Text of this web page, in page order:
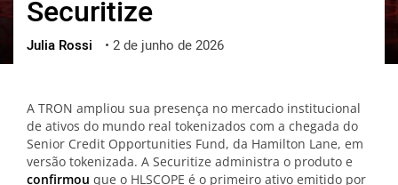
ไทย
ქართული
Securitize
Julia Rossi • 2 de junho de 2026
A TRON ampliou sua presença no mercado institucional
de ativos do mundo real tokenizados com a chegada do
Senior Credit Opportunities Fund, da Hamilton Lane, em
versão tokenizada. A Securitize administra o produto e
confirmou que o HLSCOPE é o primeiro ativo emitido por